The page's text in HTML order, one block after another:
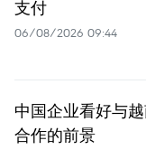
支付
06/08/2026 09:44
中国企业看好与
合作的前景